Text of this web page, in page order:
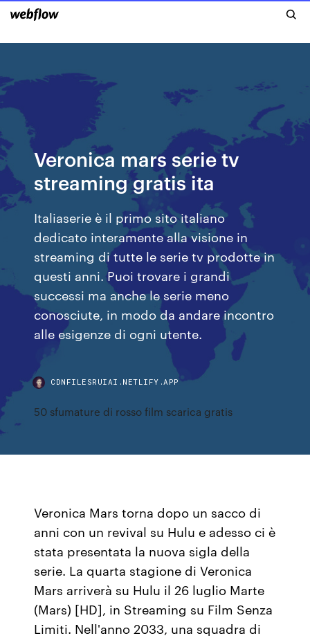
Veronica mars serie tv
streaming gratis ita
Italiaserie è il primo sito italiano
dedicato interamente alla visione in
streaming di tutte le serie tv prodotte in
questi anni. Puoi trovare i grandi
successi ma anche le serie meno
conosciute, in modo da andare incontro
alle esigenze di ogni utente.
CDNFILESRUIAI.NETLIFY.APP
50 sfumature di rosso film scarica gratis
Veronica Mars torna dopo un sacco di
anni con un revival su Hulu e adesso ci è
stata presentata la nuova sigla della
serie. La quarta stagione di Veronica
Mars arriverà su Hulu il 26 luglio Marte
(Mars) [HD], in Streaming su Film Senza
Limiti. Nell'anno 2033, una squadra di